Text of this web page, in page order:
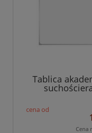
Tablica
Cena